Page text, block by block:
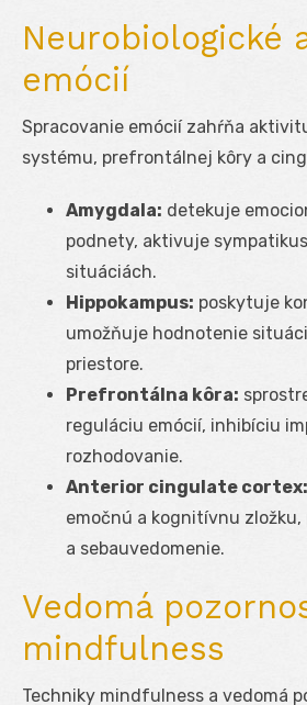
Neurobiologické
emócií
Spracovanie emócií zahŕňa
systému, prefrontálnej kôry a
Amygdala: detekuje
podnety, aktivuje
situáciách.
Hippokampus: poskytuje
umožňuje hodnotenie
priestore.
Prefrontálna kôra:
reguláciu emócií, inhibíciu
rozhodovanie.
Anterior cingulate cortex:
emočnú a kognitívnu
a sebauvedomenie.
Vedomá
mindfulness
Techniky mindfulness a vedomá